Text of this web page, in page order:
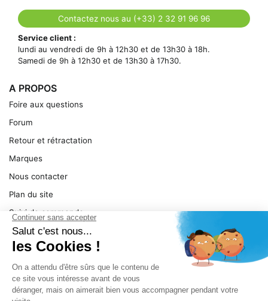
Contactez nous au (+33) 2 32 91 96 96
Service client :
lundi au vendredi de 9h à 12h30 et de 13h30 à 18h.
Samedi de 9h à 12h30 et de 13h30 à 17h30.
A PROPOS
Foire aux questions
Forum
Retour et rétractation
Marques
Nous contacter
Plan du site
Suivi de commande
Ma facture
Mentions légales
Conditions générales
SERVICE